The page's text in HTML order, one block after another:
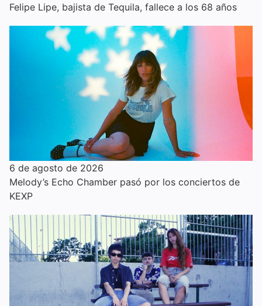
Felipe Lipe, bajista de Tequila, fallece a los 68 años
6 de agosto de 2026
Melody’s Echo Chamber pasó por los conciertos de
KEXP